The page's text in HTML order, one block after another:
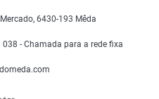
6430-193 Mêda
- Chamada para a rede fixa